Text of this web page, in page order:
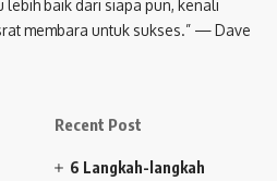
baik dari siapa pun, kenali
membara untuk sukses.” — Dave
Recent Post
6 Langkah-langkah